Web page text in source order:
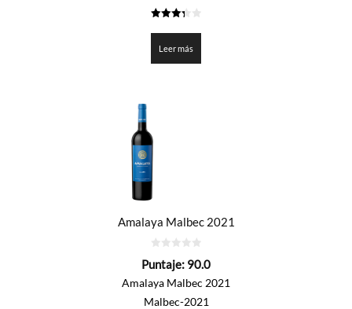
de 5
Leer más
Amalaya Malbec 2021
de
Puntaje: 90.0
Amalaya Malbec 2021
Malbec-2021